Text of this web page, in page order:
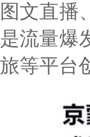
图文直播
是流量爆
旅等平台